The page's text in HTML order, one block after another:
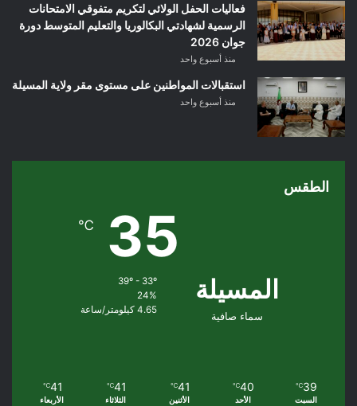
فعاليات الحفل الولائي لتكريم متفوقي الامتحانات
الرسمية لشهادتي البكالوريا والتعليم المتوسط دورة
جوان 2026
منذ أسبوع واحد
استقبالات المواطنين على مستوى مقر ولاية المسيلة
منذ أسبوع واحد
الطقس
المسيلة
سماء صافية
35
℃
24%
4.65 كيلومتر/ساعة
39
℃
السبت
40
℃
الأحد
41
℃
الأثنين
41
℃
الثلاثاء
41
℃
الأربعاء